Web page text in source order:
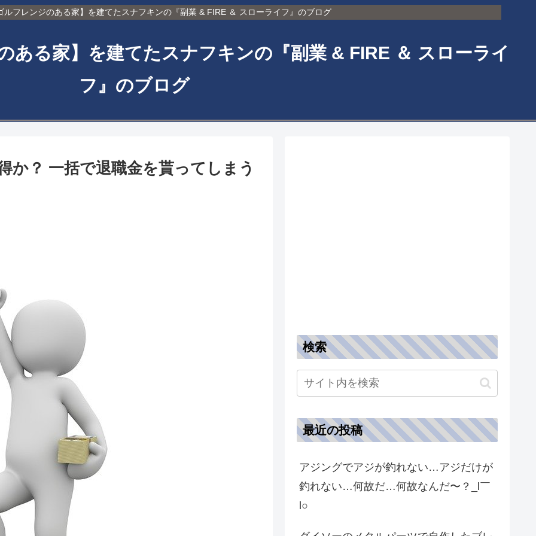
ルフレンジのある家】を建てたスナフキンの『副業 & FIRE ＆ スローライフ』のブログ
ある家】を建てたスナフキンの『副業 & FIRE ＆ スローライ
フ』のブログ
か？ 一括で退職金を貰ってしまう
検索
最近の投稿
アジングでアジが釣れない…アジだけが
釣れない…何故だ…何故なんだ〜？_l￣
l○